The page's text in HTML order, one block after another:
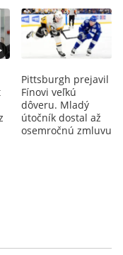
Pittsburgh prejavil
Fínovi veľkú
dôveru. Mladý
útočník dostal až
osemročnú zmluvu